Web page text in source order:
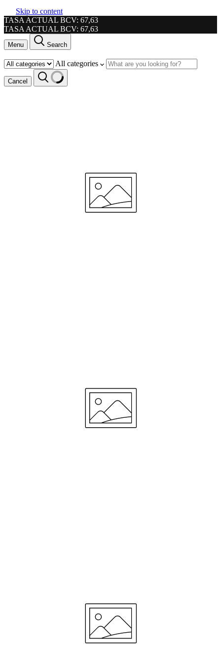
Skip to content
TASA ACTUAL BCV: 67,63
TASA ACTUAL BCV: 67,63
Menu Search
All categories
Cancel